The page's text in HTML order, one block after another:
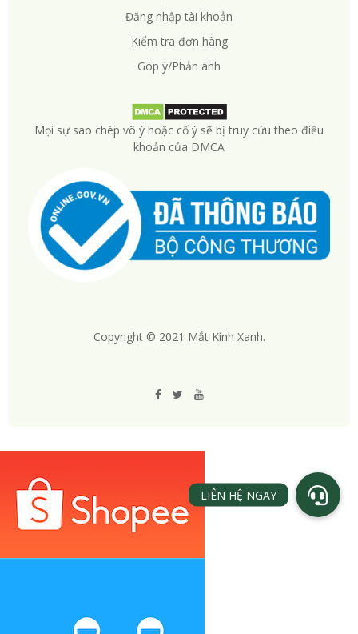
Đăng nhập tài khoản
Kiểm tra đơn hàng
Góp ý/Phản ánh
Mọi sự sao chép vô ý hoặc cố ý sẽ bị truy cứu theo điều
khoản của DMCA
Copyright © 2021 Mắt Kính Xanh.